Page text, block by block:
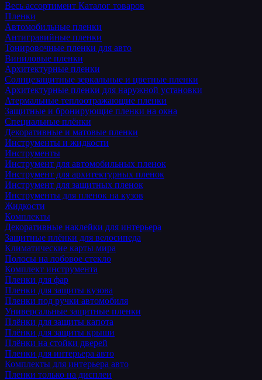
Весь ассортимент Каталог товаров
Пленки
Автомобильные пленки
Антигравийные пленки
Тонировочные пленки для авто
Виниловые пленки
Архитектурные пленки
Солнцезащитные зеркальные и цветные пленки
Архитектурные пленки для наружной установки
Атермальные теплоотражающие пленки
Защитные и бронирующие пленки на окна
Специальные плёнки
Декоративные и матовые пленки
Инструменты и жидкости
Инструменты
Инструмент для автомобильных пленок
Инструмент для архитектурных пленок
Инструмент для защитных пленок
Инструменты для пленок на кузов
Жидкости
Комплекты
Декоративные наклейки для интерьера
Защитные плёнки для велосипеда
Климатические карты мира
Полосы на лобовое стекло
Комплект инструмента
Пленки для фар
Пленки для защиты кузова
Пленки под ручки автомобиля
Универсальные защитные пленки
Плёнки для защиты капота
Плёнки для защиты крыши
Плёнки на стойки дверей
Пленки для интерьера авто
Комплекты для интерьера авто
Пленки только на дисплеи